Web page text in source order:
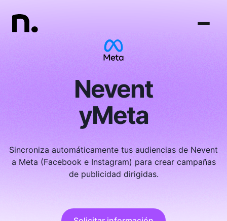
Nevent
yMeta
Sincroniza automáticamente tus audiencias de Nevent
a Meta (Facebook e Instagram) para crear campañas
de publicidad dirigidas.